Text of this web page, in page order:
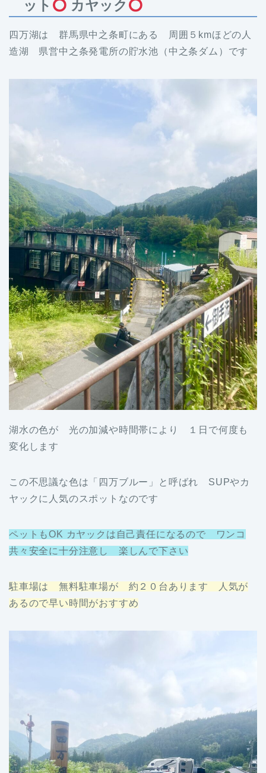
ット カヤック
四万湖は 群馬県中之条町にある 周囲５kmほどの人
造湖 県営中之条発電所の貯水池（中之条ダム）です
湖水の色が 光の加減や時間帯により １日で何度も
変化します
この不思議な色は「四万ブルー」と呼ばれ SUPやカ
ヤックに人気のスポットなのです
ペットもOK カヤックは自己責任になるので ワンコ
共々安全に十分注意し 楽しんで下さい
駐車場は 無料駐車場が 約２０台あります 人気が
あるので早い時間がおすすめ